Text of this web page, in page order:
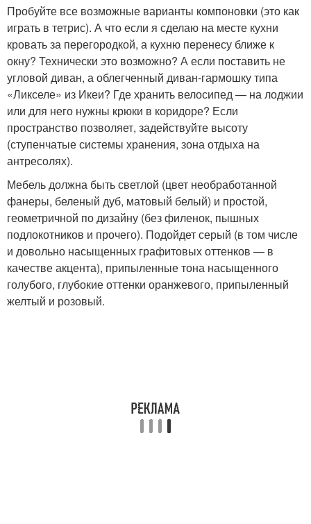
Пробуйте все возможные варианты компоновки (это как
играть в тетрис). А что если я сделаю на месте кухни
кровать за перегородкой, а кухню перенесу ближе к
окну? Технически это возможно? А если поставить не
угловой диван, а облегченный диван-гармошку типа
«Ликселе» из Икеи? Где хранить велосипед — на лоджии
или для него нужны крюки в коридоре? Если
пространство позволяет, задействуйте высоту
(ступенчатые системы хранения, зона отдыха на
антресолях).
Мебель должна быть светлой (цвет необработанной
фанеры, беленый дуб, матовый белый) и простой,
геометричной по дизайну (без филенок, пышных
подлокотников и прочего). Подойдет серый (в том числе
и довольно насыщенных графитовых оттенков — в
качестве акцента), припыленные тона насыщенного
голубого, глубокие оттенки оранжевого, припыленный
желтый и розовый.